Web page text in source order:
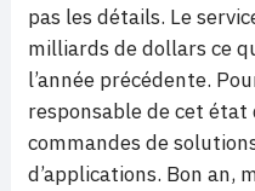
pas les détails. Le
milliards de dollars ce
l’année précédente.
responsable de cet état
commandes de
d’applications. Bon an,